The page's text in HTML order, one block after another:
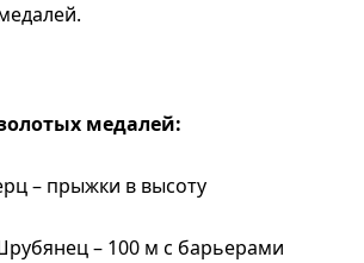
медалей:
– прыжки в высоту
– 100 м с барьерами